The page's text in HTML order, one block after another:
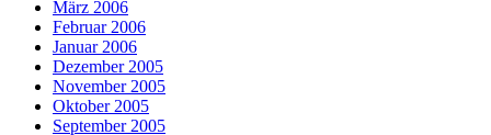
März 2006
Februar 2006
Januar 2006
Dezember 2005
November 2005
Oktober 2005
September 2005